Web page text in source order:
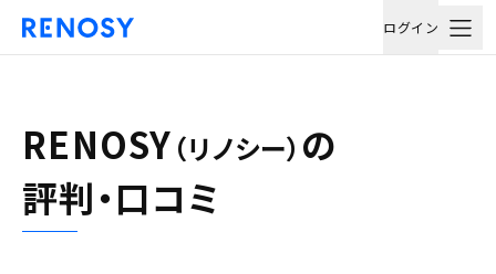
ログイン
RENOSY （リノシー） の
評判・口コミ